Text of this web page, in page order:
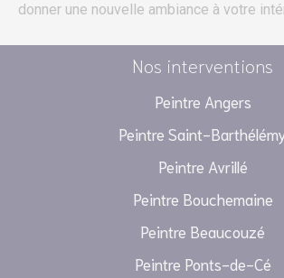
donner une nouvelle ambiance à votre
Nos interventions
Peintre Angers
Peintre Saint-
Peintre Avrillé
Peintre Bouchemaine
Peintre Beaucouzé
Peintre Ponts-de-Cé